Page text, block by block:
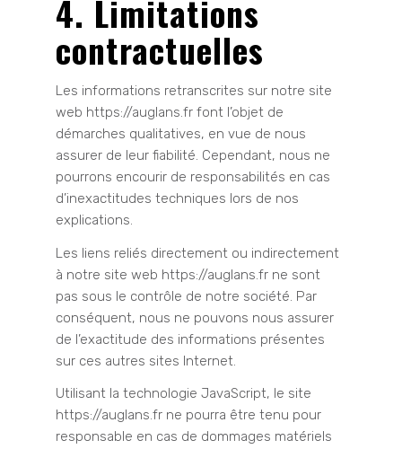
4. Limitations
contractuelles
Les informations retranscrites sur notre site
web https://auglans.fr font l’objet de
démarches qualitatives, en vue de nous
assurer de leur fiabilité. Cependant, nous ne
pourrons encourir de responsabilités en cas
d’inexactitudes techniques lors de nos
explications.
Les liens reliés directement ou indirectement
à notre site web https://auglans.fr ne sont
pas sous le contrôle de notre société. Par
conséquent, nous ne pouvons nous assurer
de l’exactitude des informations présentes
sur ces autres sites Internet.
Utilisant la technologie JavaScript, le site
https://auglans.fr ne pourra être tenu pour
responsable en cas de dommages matériels